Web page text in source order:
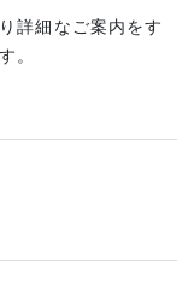
詳細なご案内をす
。